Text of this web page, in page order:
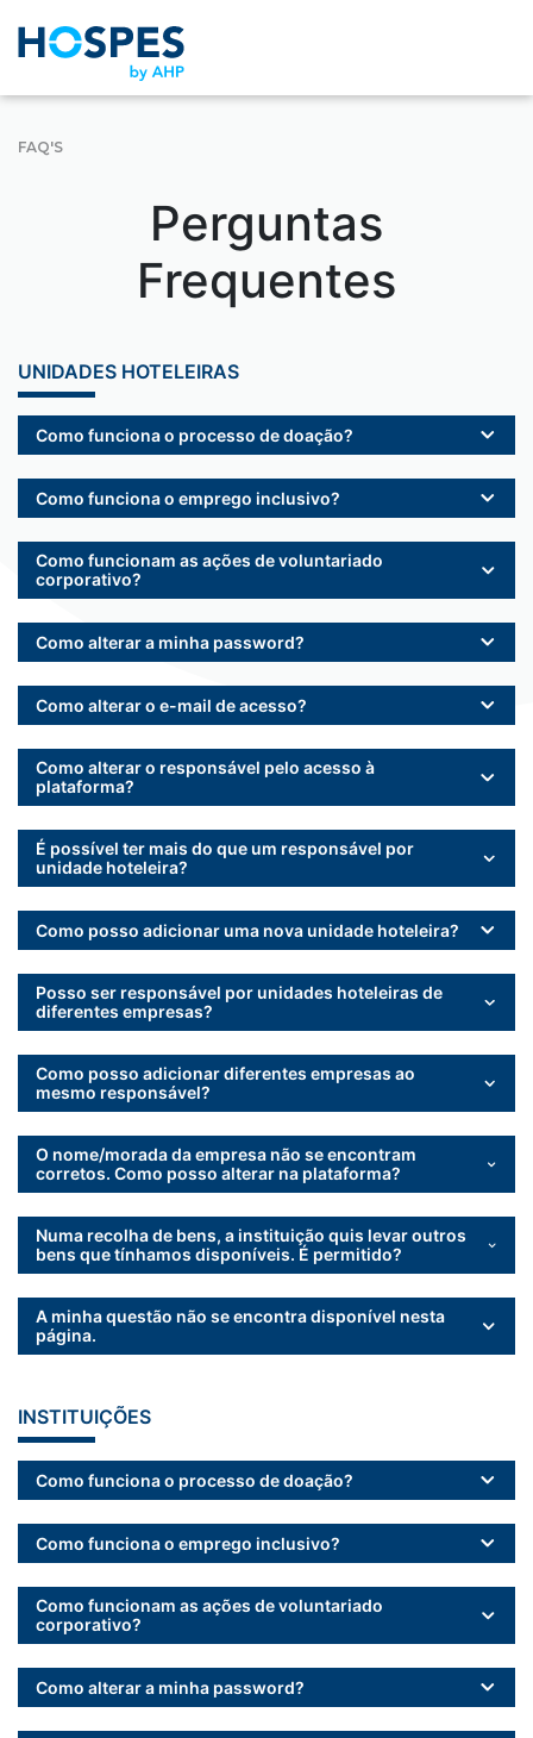
FAQ'S
Perguntas
Frequentes
UNIDADES HOTELEIRAS
Como funciona o processo de doação?
Como funciona o emprego inclusivo?
Como funcionam as ações de voluntariado
corporativo?
Como alterar a minha password?
Como alterar o e-mail de acesso?
Como alterar o responsável pelo acesso à
plataforma?
É possível ter mais do que um responsável por
unidade hoteleira?
Como posso adicionar uma nova unidade hoteleira?
Posso ser responsável por unidades hoteleiras de
diferentes empresas?
Como posso adicionar diferentes empresas ao
mesmo responsável?
O nome/morada da empresa não se encontram
corretos. Como posso alterar na plataforma?
Numa recolha de bens, a instituição quis levar outros
bens que tínhamos disponíveis. É permitido?
A minha questão não se encontra disponível nesta
página.
INSTITUIÇÕES
Como funciona o processo de doação?
Como funciona o emprego inclusivo?
Como funcionam as ações de voluntariado
corporativo?
Como alterar a minha password?